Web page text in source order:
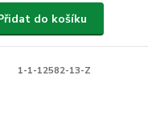
do košíku
1-1-12582-13-Z